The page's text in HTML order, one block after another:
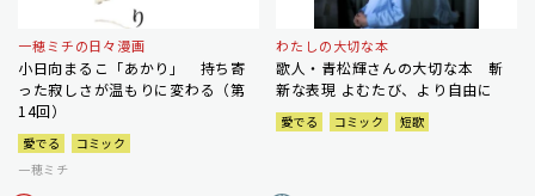
一穂ミチの日々漫画
小日向まるこ「あかり」 持ち寄
った寂しさが温もりに変わる（第
14回）
愛でる
コミック
一穂ミチ
わたしの大切な本
歌人・青松輝さんの大切な本 斬
新な表現 よむたび、より自由に
愛でる コミック 短歌